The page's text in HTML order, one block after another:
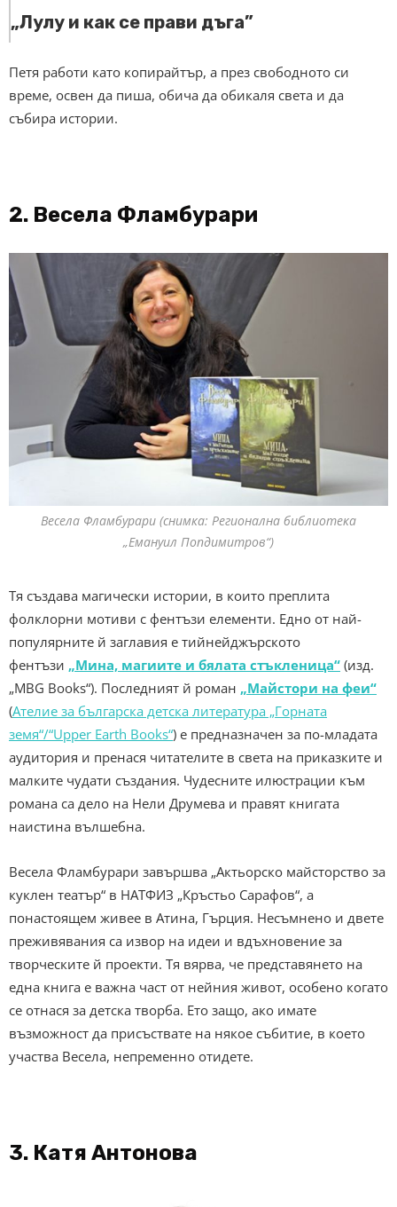
„Лулу и как се прави дъга”
Петя работи като копирайтър, а през свободното си
време, освен да пиша, обича да обикаля света и да
събира истории.
2. Весела Фламбурари
Весела Фламбурари (снимка: Регионална библиотека
„Емануил Попдимитров“)
Тя създава магически истории, в които преплита
фолклорни мотиви с фентъзи елементи. Едно от най-
популярните й заглавия е тийнейджърското
фентъзи „Мина, магиите и бялата стъкленица“ (изд.
„MBG Books“). Последният й роман „Майстори на феи“
(Ателие за българска детска литература „Горната
земя“/“Upper Earth Books“) е предназначен за по-младата
аудитория и пренася читателите в света на приказките и
малките чудати създания. Чудесните илюстрации към
романа са дело на Нели Друмева и правят книгата
наистина вълшебна.
Весела Фламбурари завършва „Актьорско майсторство за
куклен театър“ в НАТФИЗ „Кръстьо Сарафов“, а
понастоящем живее в Атина, Гърция. Несъмнено и двете
преживявания са извор на идеи и вдъхновение за
творческите й проекти. Тя вярва, че представянето на
една книга е важна част от нейния живот, особено когато
се отнася за детска творба. Ето защо, ако имате
възможност да присъствате на някое събитие, в което
участва Весела, непременно отидете.
3. Катя Антонова